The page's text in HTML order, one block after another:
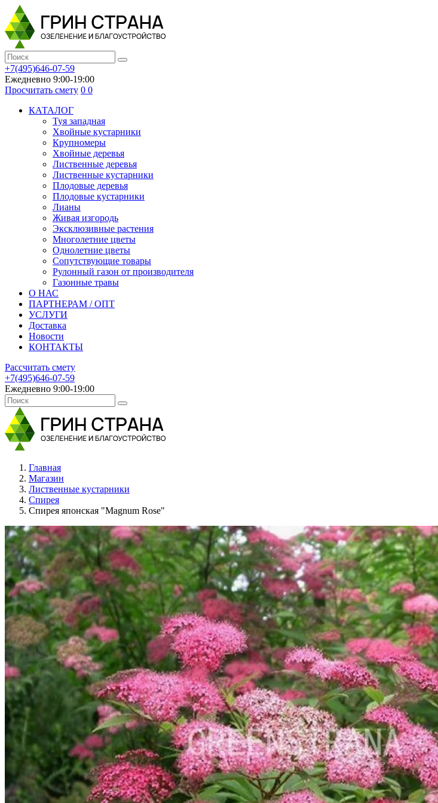
+7(495)646-07-59
Ежедневно 9:00-19:00
Просчитать смету 0 0
КАТАЛОГ
Туя западная
Хвойные кустарники
Крупномеры
Хвойные деревья
Лиственные деревья
Лиственные кустарники
Плодовые деревья
Плодовые кустарники
Лианы
Живая изгородь
Эксклюзивные растения
Многолетние цветы
Однолетние цветы
Сопутствующие товары
Рулонный газон от производителя
Газонные травы
О НАС
ПАРТНЕРАМ / ОПТ
УСЛУГИ
Доставка
Новости
КОНТАКТЫ
Рассчитать смету
+7(495)646-07-59
Ежедневно 9:00-19:00
Главная
Магазин
Лиственные кустарники
Спирея
Спирея японская "Magnum Rose"